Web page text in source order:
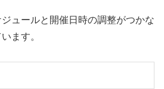
ュールと開催日時の調整がつかな
ます。